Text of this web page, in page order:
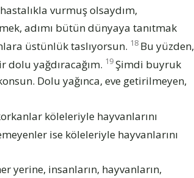
vurmuş olsaydım,
adımı bütün dünyaya tanıtmak
üstünlük taslıyorsun. 18 Bu yüzden,
dolu yağdıracağım. 19 Şimdi buyruk
Dolu yağınca, eve getirilmeyen,
köleleriyle hayvanlarını
ise köleleriyle hayvanlarını
yerine, insanların, hayvanların,